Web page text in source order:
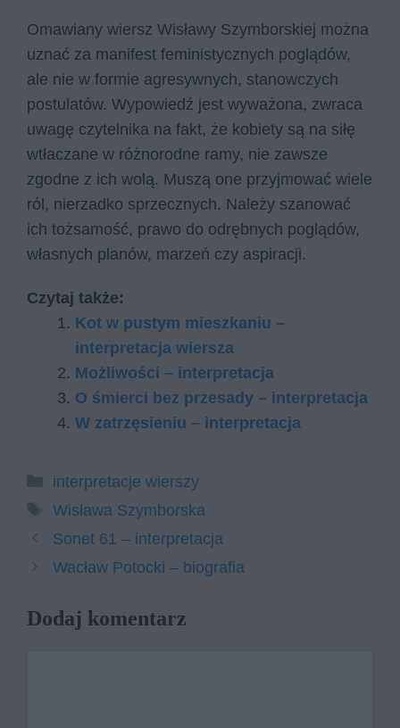
Omawiany wiersz Wisławy Szymborskiej można
uznać za manifest feministycznych poglądów,
ale nie w formie agresywnych, stanowczych
postulatów. Wypowiedź jest wyważona, zwraca
uwagę czytelnika na fakt, że kobiety są na siłę
wtłaczane w różnorodne ramy, nie zawsze
zgodne z ich wolą. Muszą one przyjmować wiele
ról, nierzadko sprzecznych. Należy szanować
ich tożsamość, prawo do odrębnych poglądów,
własnych planów, marzeń czy aspiracji.
Czytaj także:
Kot w pu­stym miesz­ka­niu –
interpretacja wiersza
Możliwości – interpretacja
O śmierci bez przesady – interpretacja
W zatrzęsieniu – interpretacja
Kategorie
interpretacje wierszy
Tagi
Wisława Szymborska
Sonet 61 – interpretacja
Wacław Potocki – biografia
Dodaj komentarz